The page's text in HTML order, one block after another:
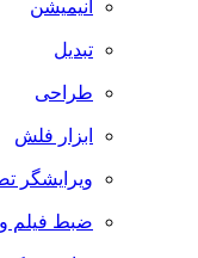
انیمیشن
تبدیل
طراحی
ابزار فلش
ویرایشگر تصویر
ضبط فيلم و عكس